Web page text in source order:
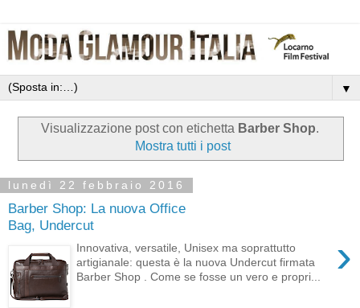
▼
Visualizzazione post con etichetta Barber Shop.
Mostra tutti i post
lunedì 22 febbraio 2016
Barber Shop: La nuova Office
Bag, Undercut
›
Innovativa, versatile, Unisex ma soprattutto
artigianale: questa è la nuova Undercut firmata
Barber Shop . Come se fosse un vero e propri...